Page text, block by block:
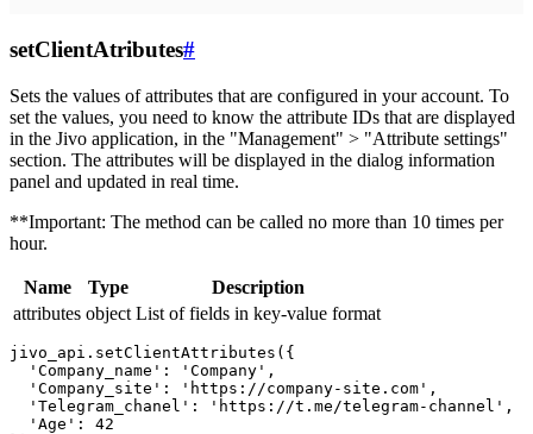
setClientAtributes#
Sets the values ​​of attributes that are configured in your account. To
set the values, you need to know the attribute IDs that are displayed
in the Jivo application, in the "Management" > "Attribute settings"
section. The attributes will be displayed in the dialog information
panel and updated in real time.
**Important: The method can be called no more than 10 times per
hour.
Name Type
Description
attributes object List of fields in key-value format
jivo_api.setClientAttributes({
  'Company_name': 'Company',
  'Company_site': 'https://company-site.com',
  'Telegram_chanel': 'https://t.me/telegram-channel',
  'Age': 42